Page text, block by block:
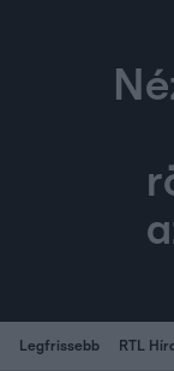
Legfrissebb RTL